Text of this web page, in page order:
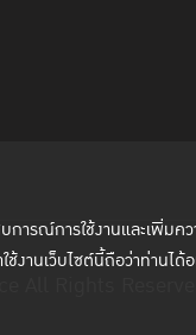
ารณ์การใช้งานและเพิ่มค
ช้งานเว็บไซต์นี้ถือว่าท่านไ
All Rights Reserved